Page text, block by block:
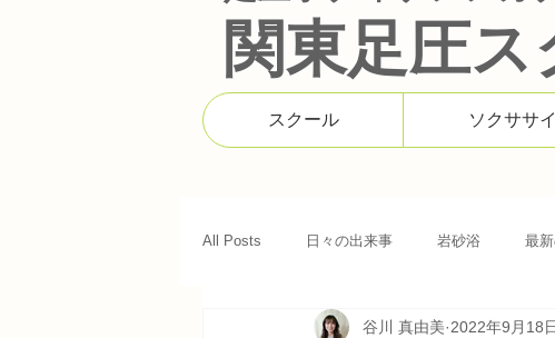
関東足圧ス
スクール ソクササ
All Posts 日々の出来事 岩砂浴 最
谷川 真由美 2022年9月18